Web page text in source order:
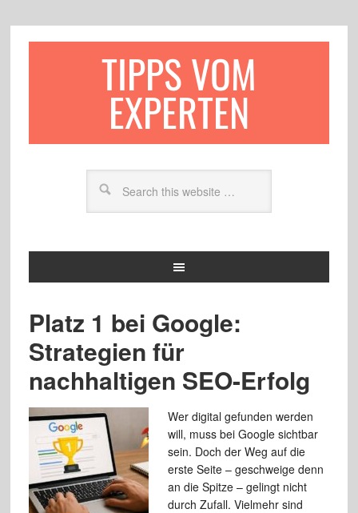
TIPPS VOM
EXPERTEN
Platz 1 bei Google:
Strategien für
nachhaltigen SEO-Erfolg
Wer digital gefunden werden
will, muss bei Google sichtbar
sein. Doch der Weg auf die
erste Seite – geschweige denn
an die Spitze – gelingt nicht
durch Zufall. Vielmehr sind